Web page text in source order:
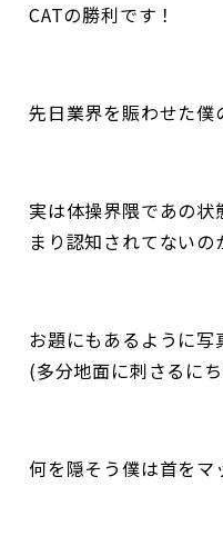
CATの勝利です！
先日業界を賑わせた
実は体操界隈であの
まり認知されてないの
お題にもあるように
(多分地面に刺さるに
何を隠そう僕は首をマ